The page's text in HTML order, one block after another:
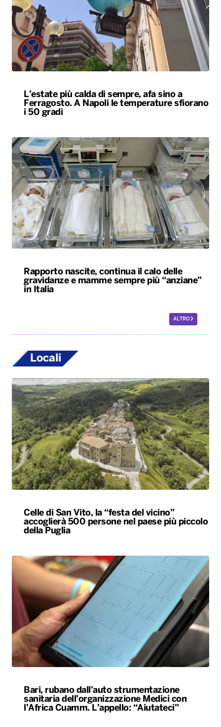
L’estate più calda di sempre, afa sino a
Ferragosto. A Napoli le temperature sfiorano
i 50 gradi
Rapporto nascite, continua il calo delle
gravidanze e mamme sempre più “anziane”
in Italia
ALTRO
Locali
Celle di San Vito, la “festa del vicino”
accoglierà 500 persone nel paese più piccolo
della Puglia
Bari, rubano dall’auto strumentazione
sanitaria dell’organizzazione Medici con
l’Africa Cuamm. L’appello: “Aiutateci”